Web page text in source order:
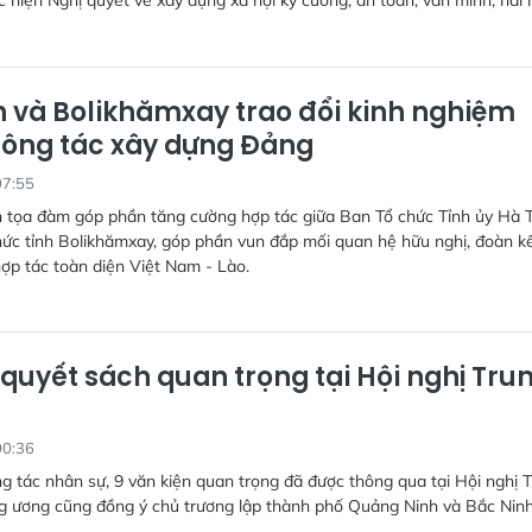
và Bolikhămxay trao đổi kinh nghiệm
tác xây dựng Đảng
tọa đàm góp phần tăng cường hợp tác giữa Ban Tổ chức Tỉnh ủy Hà
tỉnh Bolikhămxay, góp phần vun đắp mối quan hệ hữu nghị, đoàn
tác toàn diện Việt Nam - Lào.
sách quan trọng tại Hội nghị
tác nhân sự, 9 văn kiện quan trọng đã được thông qua tại Hội nghị
ương cũng đồng ý chủ trương lập thành phố Quảng Ninh và Bắc